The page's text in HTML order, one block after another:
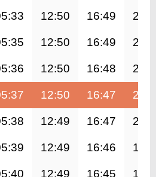
12:50 16:49
12:50 16:49
12:50 16:48
12:50 16:47
12:49 16:47
12:49 16:46
12:49 16:45